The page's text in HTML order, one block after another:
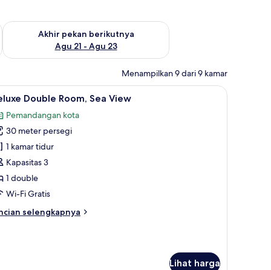
Agu 14 - Agu 16
Akhir pekan berikutnya
Agu 21 - Agu 23
Periksa ketersediaan untuk akhir pekan berikutnya Agu 21 -
Menampilkan 9 dari 9 kamar
busa memori, meja kerja, dan ruang kerja ramah laptop
Deluxe Double Room, Sea View | Seprai
5 Double Room, Sea View
Pemandangan kota
30 meter persegi
1 kamar tidur
Kapasitas 3
1 double
Wi-Fi Gratis
selengkapnya
Lihat harga